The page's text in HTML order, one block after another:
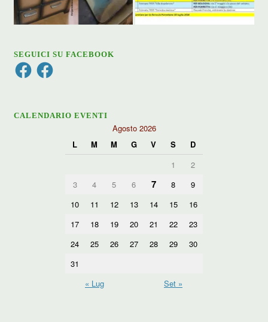
SEGUICI SU FACEBOOK
FacebookFacebook
CALENDARIO EVENTI
Agosto 2026
L
M M G V S
D
1
2
3
4 5 6 7 8
9
10
11 12 13 14 15
16
17
18 19 20 21 22
23
24
25 26 27 28 29
30
31
« Lug
Set »